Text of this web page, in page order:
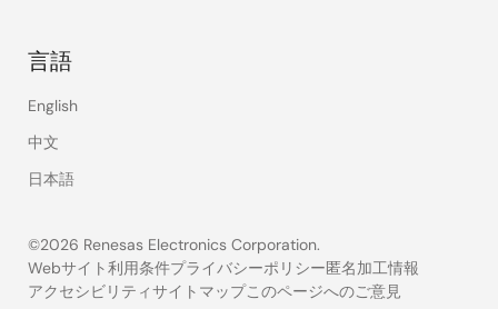
言語
English
中文
日本語
©2026 Renesas Electronics Corporation.
Webサイト利用条件プライバシーポリシー匿名加工情報
アクセシビリティサイトマップこのページへのご意見